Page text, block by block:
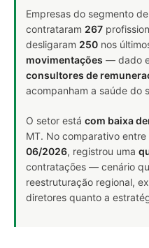
Empresas do segmento de
contrataram 267
desligaram 250 nos
movimentações — dado
consultores de
acompanham a saúde do
O setor está com baixa
MT. No comparativo entre
06/2026, registrou uma
contratações — cenário
reestruturação regional,
diretores quanto a